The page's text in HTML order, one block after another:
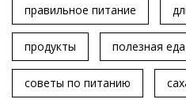
правильное питание
продукты полезная еда
советы по питанию